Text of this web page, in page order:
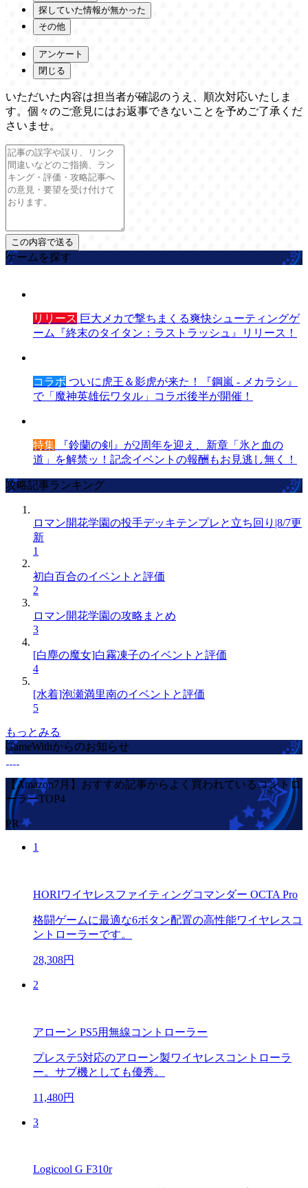
探していた情報が無かった
その他
アンケート
閉じる
いただいた内容は担当者が確認のうえ、順次対応いたしま
す。個々のご意見にはお返事できないことを予めご了承くだ
さいませ。
ゲームを探す
リリース 巨大メカで撃ちまくる爽快シューティングゲ
ーム『終末のタイタン：ラストラッシュ』リリース！
コラボ ついに虎王＆影虎が来た！『鋼嵐 - メカラシ』
で「魔神英雄伝ワタル」コラボ後半が開催！
特集 『鈴蘭の剣』が2周年を迎え、新章「氷と血の
道」を解禁ッ！記念イベントの報酬もお見逃し無く！
攻略記事ランキング
ロマン開花学園の投手デッキテンプレと立ち回り|8/7更
新
1
初白百合のイベントと評価
2
ロマン開花学園の攻略まとめ
3
[白塵の魔女]白霧凍子のイベントと評価
4
[水着]泡瀬満里南のイベントと評価
5
もっとみる
GameWithからのお知らせ
【Amazon7月】おすすめ記事からよく買われているコントロ
ーラーTOP4
PR
1
HORIワイヤレスファイティングコマンダー OCTA Pro
格闘ゲームに最適な6ボタン配置の高性能ワイヤレスコ
ントローラーです。
28,308円
2
アローン PS5用無線コントローラー
プレステ5対応のアローン製ワイヤレスコントローラ
ー。サブ機としても優秀。
11,480円
3
Logicool G F310r